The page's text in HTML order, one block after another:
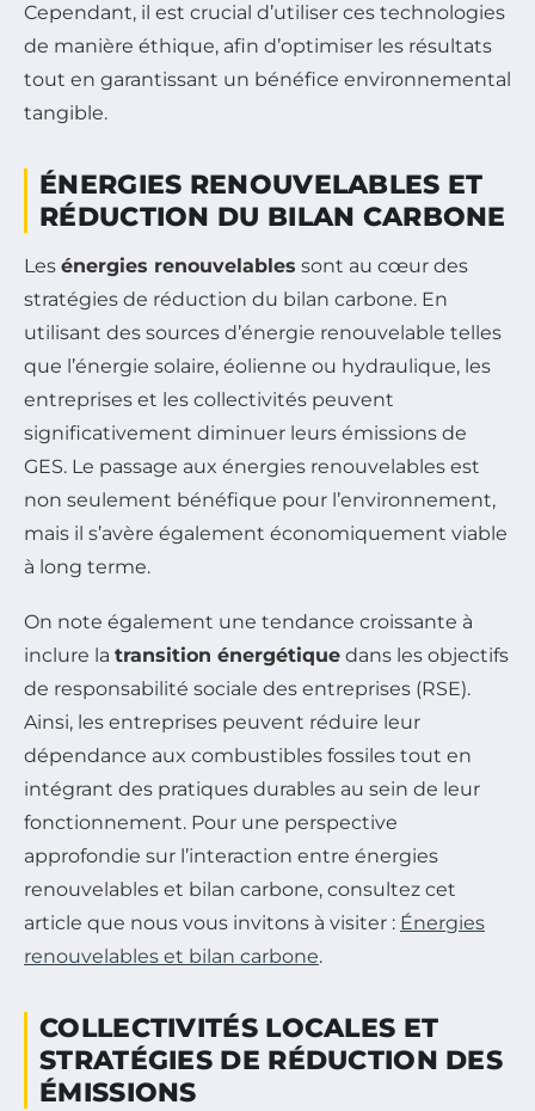
Cependant, il est crucial d’utiliser ces technologies
de manière éthique, afin d’optimiser les résultats
tout en garantissant un bénéfice environnemental
tangible.
ÉNERGIES RENOUVELABLES ET
RÉDUCTION DU BILAN CARBONE
Les énergies renouvelables sont au cœur des
stratégies de réduction du bilan carbone. En
utilisant des sources d’énergie renouvelable telles
que l’énergie solaire, éolienne ou hydraulique, les
entreprises et les collectivités peuvent
significativement diminuer leurs émissions de
GES. Le passage aux énergies renouvelables est
non seulement bénéfique pour l’environnement,
mais il s’avère également économiquement viable
à long terme.
On note également une tendance croissante à
inclure la transition énergétique dans les objectifs
de responsabilité sociale des entreprises (RSE).
Ainsi, les entreprises peuvent réduire leur
dépendance aux combustibles fossiles tout en
intégrant des pratiques durables au sein de leur
fonctionnement. Pour une perspective
approfondie sur l’interaction entre énergies
renouvelables et bilan carbone, consultez cet
article que nous vous invitons à visiter : Énergies
renouvelables et bilan carbone.
COLLECTIVITÉS LOCALES ET
STRATÉGIES DE RÉDUCTION DES
ÉMISSIONS